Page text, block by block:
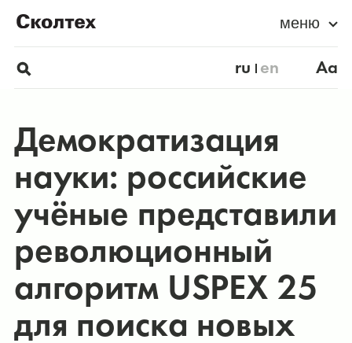
меню
ru en Aa
Демократизация
науки: российские
учёные представили
революционный
алгоритм USPEX 25
для поиска новых